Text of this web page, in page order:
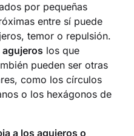
por pequeñas
entre sí puede
temor o repulsión.
agujeros los que
pueden ser otras
como los círculos
o los hexágonos de
a los agujeros o